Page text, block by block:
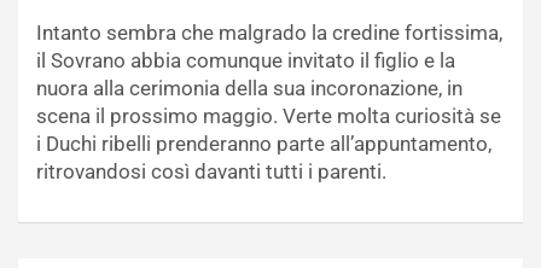
Intanto sembra che malgrado la credine fortissima,
il Sovrano abbia comunque invitato il figlio e la
nuora alla cerimonia della sua incoronazione, in
scena il prossimo maggio. Verte molta curiosità se
i Duchi ribelli prenderanno parte all’appuntamento,
ritrovandosi così davanti tutti i parenti.